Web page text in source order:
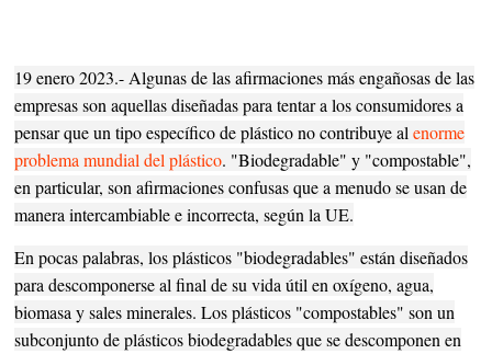
19 enero 2023.- Algunas de las afirmaciones más engañosas de las
empresas son aquellas diseñadas para tentar a los consumidores a
pensar que un tipo específico de plástico no contribuye alenorme
problema mundial del plástico. "Biodegradable" y "compostable",
en particular, son afirmaciones confusas que a menudo se usan de
manera intercambiable e incorrecta, según la UE.
En pocas palabras, los plásticos "biodegradables" están diseñados
para descomponerse al final de su vida útil en oxígeno, agua,
biomasa y sales minerales. Los plásticos "compostables" son un
subconjunto de plásticos biodegradables que se descomponen en